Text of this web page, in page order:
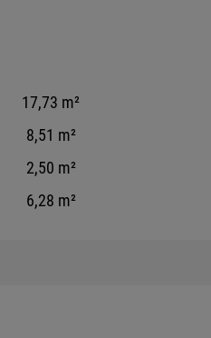
17,73 m²
8,51 m²
2,50 m²
6,28 m²